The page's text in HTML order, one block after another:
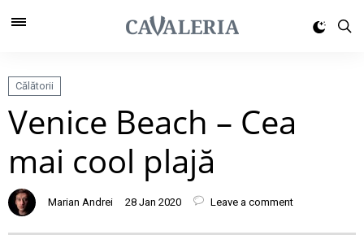
Călătorii
Venice Beach – Cea
mai cool plajă
Marian Andrei 28 Jan 2020 Leave a comment